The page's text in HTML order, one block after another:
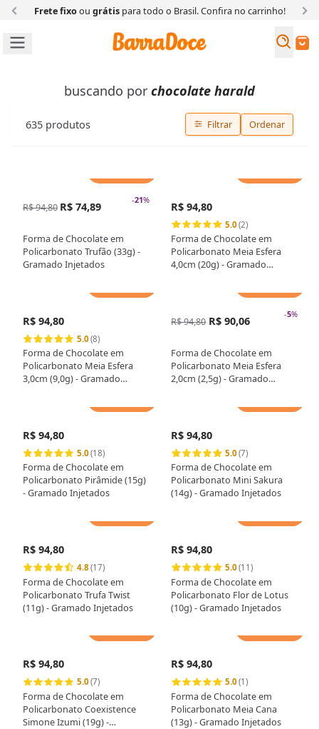
Frete fixoou grátispara todo o Brasil. Confira no carrinho!
Buscar
buscando porchocolate harald
635 produtos Filtrar Ordenar
-21%
R$ 94,80 R$ 74,89
Forma de Chocolate em
Policarbonato Trufão (33g) -
Gramado Injetados
R$ 94,80
5.0(2)
Forma de Chocolate em
Policarbonato Meia Esfera
4,0cm (20g) - Gramado
R$ 94,80
5.0(8)
Forma de Chocolate em
Policarbonato Meia Esfera
3,0cm (9,0g) - Gramado
-5%
R$ 94,80 R$ 90,06
Forma de Chocolate em
Policarbonato Meia Esfera
2,0cm (2,5g) - Gramado
R$ 94,80
5.0(18)
Forma de Chocolate em
Policarbonato Pirâmide (15g)
- Gramado Injetados
R$ 94,80
5.0(7)
Forma de Chocolate em
Policarbonato Mini Sakura
(14g) - Gramado Injetados
R$ 94,80
4.8(17)
Forma de Chocolate em
Policarbonato Trufa Twist
(11g) - Gramado Injetados
R$ 94,80
5.0(11)
Forma de Chocolate em
Policarbonato Flor de Lotus
(10g) - Gramado Injetados
R$ 94,80
5.0(7)
Forma de Chocolate em
Policarbonato Coexistence
Simone Izumi (19g) -
R$ 94,80
5.0(1)
Forma de Chocolate em
Policarbonato Meia Cana
(13g) - Gramado Injetados